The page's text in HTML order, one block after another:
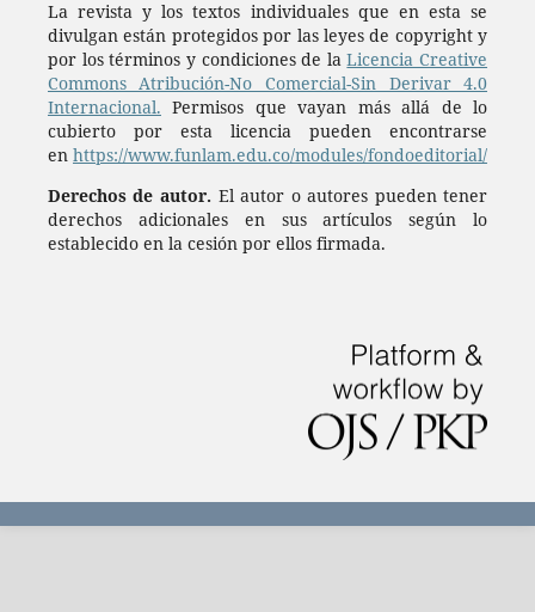
La revista y los textos individuales que en esta se
divulgan están protegidos por las leyes de copyright y
por los términos y condiciones de laLicencia Creative
Commons Atribución-No Comercial-Sin Derivar 4.0
Internacional. Permisos que vayan más allá de lo
cubierto por esta licencia pueden encontrarse
en https://www.funlam.edu.co/modules/fondoeditorial/
Derechos de autor. El autor o autores pueden tener
derechos adicionales en sus artículos según lo
establecido en la cesión por ellos firmada.